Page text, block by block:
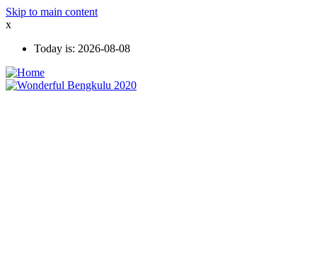
Skip to main content
x
Today is: 2026-08-08